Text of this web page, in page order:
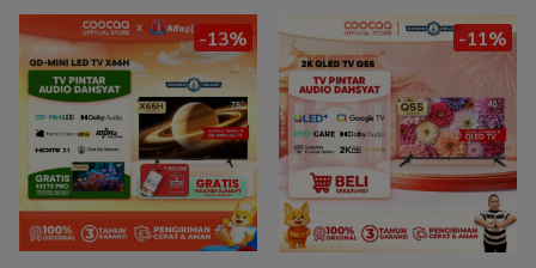
-13% -11%